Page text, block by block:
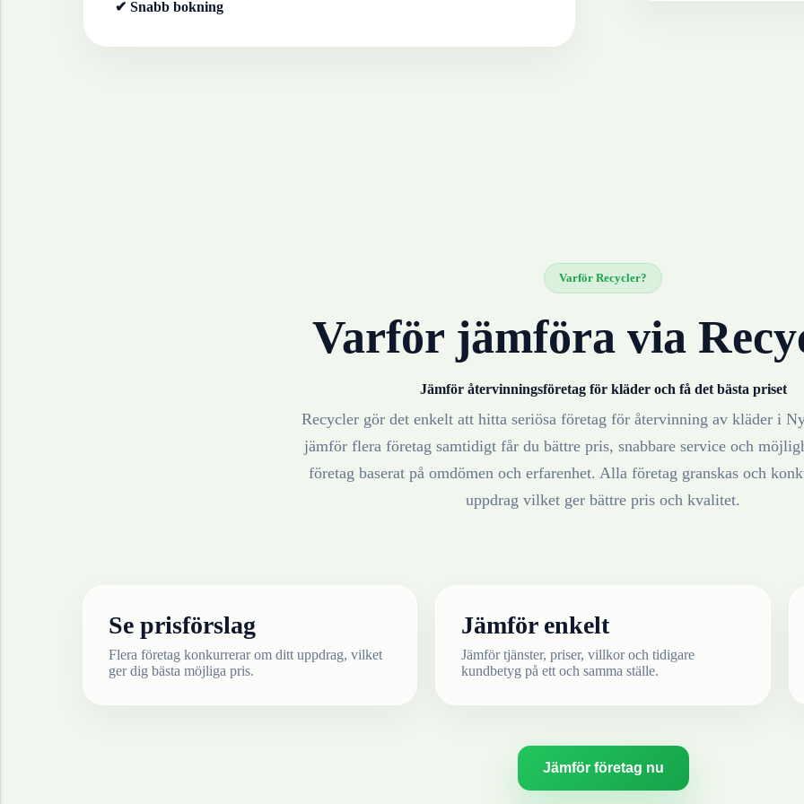
✔ Snabb bokning
Varför Recycler?
Varför jämföra via
Jämför återvinningsföretag för kläderoch få det bästa priset
Recycler gör det enkelt att hitta seriösa företag för återvinning av kläder i
jämför flera företag samtidigt får du bättre pris, snabbare service och
företag baserat på omdömen och erfarenhet. Alla företag granskas och
uppdrag vilket ger bättre pris och kvalitet.
Se prisförslag
Flera företag konkurrerar om ditt uppdrag, vilket
ger dig bästa möjliga pris.
Jämför enkelt
Jämför tjänster, priser, villkor och tidigare
kundbetyg på ett och samma ställe.
Jämför företag nu